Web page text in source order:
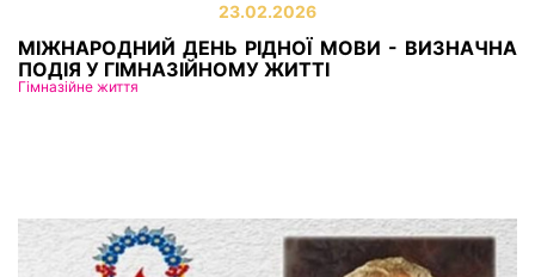
23.02.2026
МІЖНАРОДНИЙ ДЕНЬ РІДНОЇ МОВИ - ВИЗНАЧНА
ПОДІЯ У ГІМНАЗІЙНОМУ ЖИТТІ
Гімназійне життя